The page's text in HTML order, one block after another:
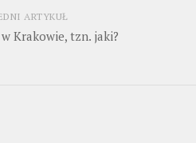
ARTYKUŁ
Krakowie, tzn. jaki?